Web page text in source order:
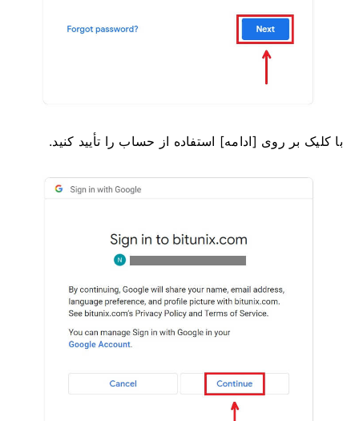
با کلیک بر روی [ادامه] استفاده از حساب را تأیید کنید.